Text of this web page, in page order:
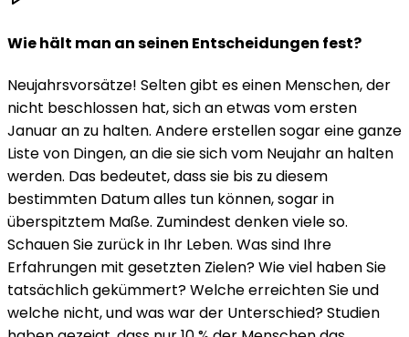
Wie hält man an seinen Entscheidungen fest?
Neujahrsvorsätze! Selten gibt es einen Menschen, der
nicht beschlossen hat, sich an etwas vom ersten
Januar an zu halten. Andere erstellen sogar eine ganze
Liste von Dingen, an die sie sich vom Neujahr an halten
werden. Das bedeutet, dass sie bis zu diesem
bestimmten Datum alles tun können, sogar in
überspitztem Maße. Zumindest denken viele so.
Schauen Sie zurück in Ihr Leben. Was sind Ihre
Erfahrungen mit gesetzten Zielen? Wie viel haben Sie
tatsächlich gekümmert? Welche erreichten Sie und
welche nicht, und was war der Unterschied? Studien